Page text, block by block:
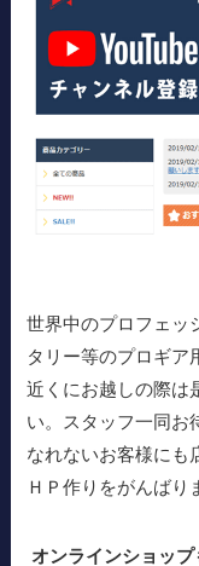
世界中のプロフェッ
タリー等のプロギア
近くにお越しの際は
い。スタッフ一同お
なれないお客様にも
ＨＰ作りをがんばり
オンラインショッ